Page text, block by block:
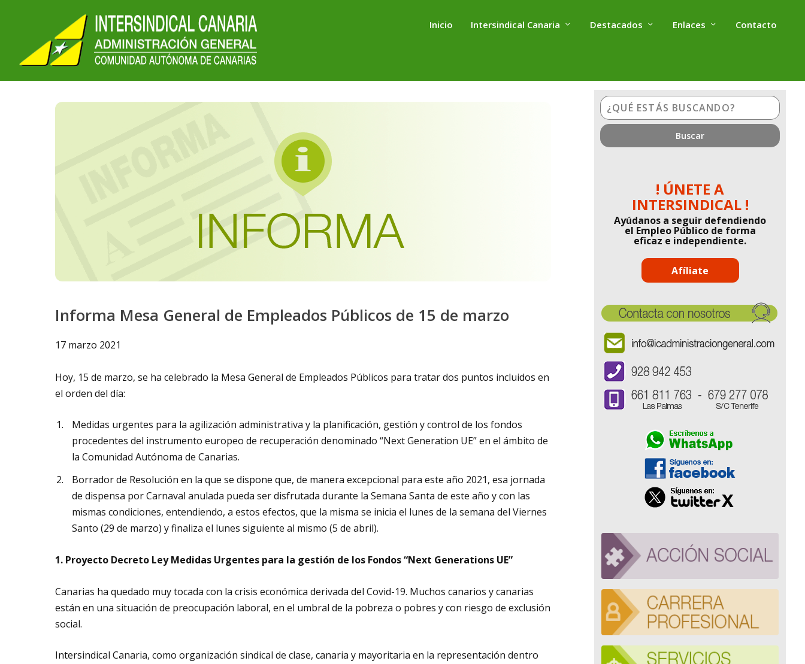
Inicio Intersindical Canaria Destacados Enlaces Contacto
Informa Mesa General de Empleados Públicos de 15 de marzo
17 marzo 2021
Hoy, 15 de marzo, se ha celebrado la Mesa General de Empleados Públicos para tratar dos puntos incluidos en
el orden del día:
Medidas urgentes para la agilización administrativa y la planificación, gestión y control de los fondos
procedentes del instrumento europeo de recuperación denominado “Next Generation UE” en el ámbito de
la Comunidad Autónoma de Canarias.
Borrador de Resolución en la que se dispone que, de manera excepcional para este año 2021, esa jornada
de dispensa por Carnaval anulada pueda ser disfrutada durante la Semana Santa de este año y con las
mismas condiciones, entendiendo, a estos efectos, que la misma se inicia el lunes de la semana del Viernes
Santo (29 de marzo) y finaliza el lunes siguiente al mismo (5 de abril).
1. Proyecto Decreto Ley Medidas Urgentes para la gestión de los Fondos “Next Generations UE”
Canarias ha quedado muy tocada con la crisis económica derivada del Covid-19. Muchos canarios y canarias
están en una situación de preocupación laboral, en el umbral de la pobreza o pobres y con riesgo de exclusión
social.
Intersindical Canaria, como organización sindical de clase, canaria y mayoritaria en la representación dentro
¿Qué
estás
buscando?
! ÚNETE A
INTERSINDICAL !
Ayúdanos a seguir defendiendo
el Empleo Público de forma
eficaz e independiente.
Afíliate